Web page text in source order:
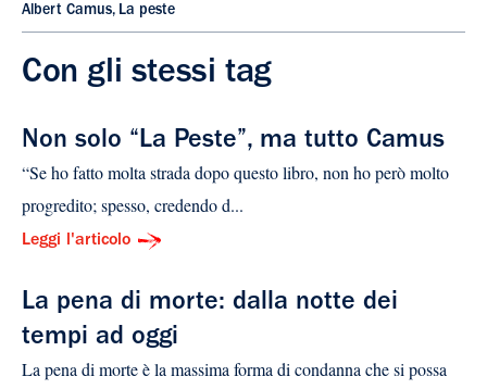
Albert Camus, La peste
Con gli stessi tag
Non solo “La Peste”, ma tutto Camus
“Se ho fatto molta strada dopo questo libro, non ho però molto
progredito; spesso, credendo d...
Leggi l'articolo
La pena di morte: dalla notte dei
tempi ad oggi
La pena di morte è la massima forma di condanna che si possa